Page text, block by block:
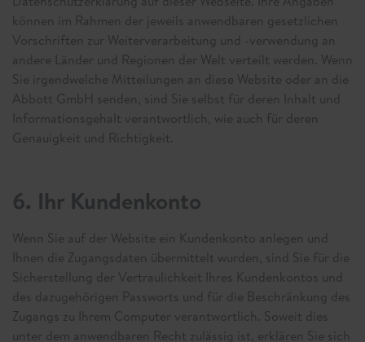
können im Rahmen der jeweils anwendbaren gesetzlichen
Vorschriften zur Weiterverarbeitung und -verwendung an
andere Länder und Regionen der Welt verteilt werden. Wenn
Sie irgendwelche Mitteilungen an diese Website oder an die
Abbott GmbH senden, sind Sie selbst für deren Inhalt und
Informationsgehalt verantwortlich, wie auch für deren
Genauigkeit und Richtigkeit.
6. Ihr Kundenkonto
Wenn Sie auf der Website ein Kundenkonto anlegen und
Ihnen die Zugangsdaten übermittelt wurden, sind Sie für die
Sicherstellung der Vertraulichkeit Ihres Kundenkontos und
des dazugehörigen Passworts und für die Beschränkung des
Zugangs zu Ihrem Computer verantwortlich. Soweit dies
unter dem anwendbaren Recht zulässig ist, erklären Sie sich